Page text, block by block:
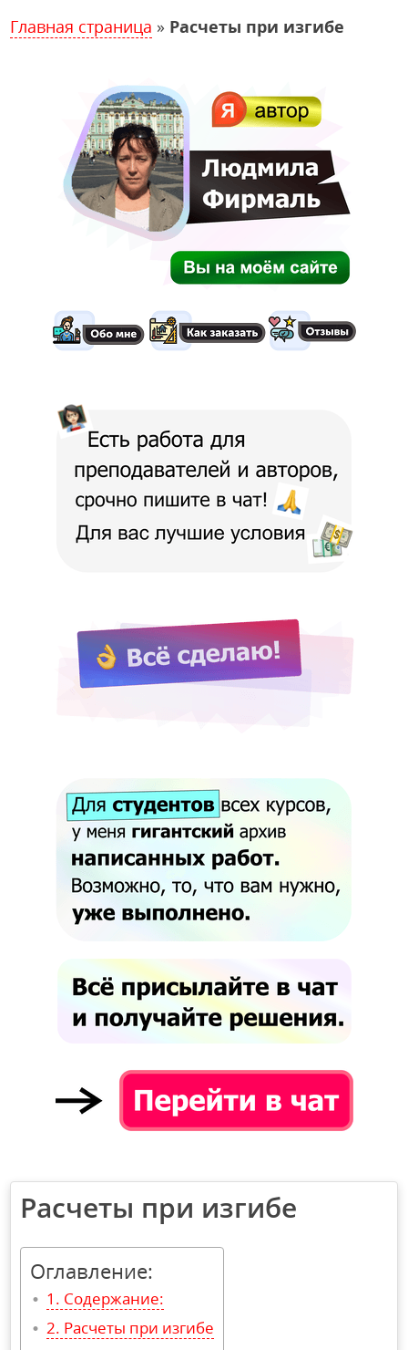
Главная страница » Расчеты при изгибе
Расчеты при изгибе
Оглавление:
Содержание:
Расчеты при изгибе